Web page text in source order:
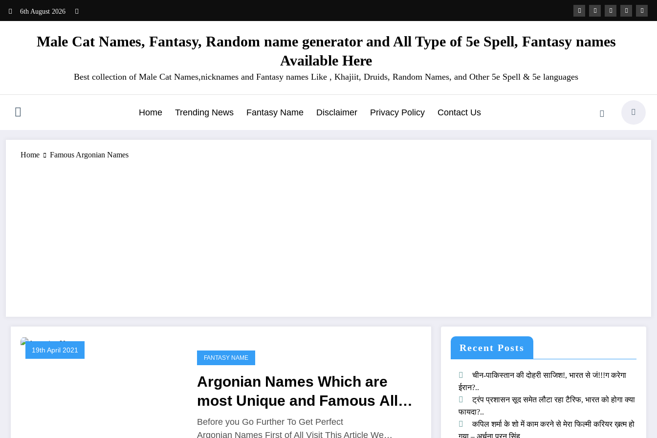
6th August 2026
Male Cat Names, Fantasy, Random name generator and All Type of 5e Spell, Fantasy names
Available Here
Best collection of Male Cat Names,nicknames and Fantasy names Like , Khajiit, Druids, Random Names, and Other 5e Spell & 5e languages
Home Trending News Fantasy Name Disclaimer Privacy Policy Contact Us
Home Famous Argonian Names
19th April 2021
FANTASY NAME
Argonian Names Which are
most Unique and Famous All
Over The Worlds
Before you Go Further To Get Perfect
Argonian Names First of All Visit This Article We…
Recent Posts
चीन-पाकिस्तान की दोहरी साजिश!, भारत से जं!!!ग करेगा
ईरान?..
ट्रंप प्रशासन सूद समेत लौटा रहा टैरिफ, भारत को होगा क्या
फायदा?..
कपिल शर्मा के शो में काम करने से मेरा फिल्मी करियर ख़त्म हो
गया – अर्चना पूरन सिंह..